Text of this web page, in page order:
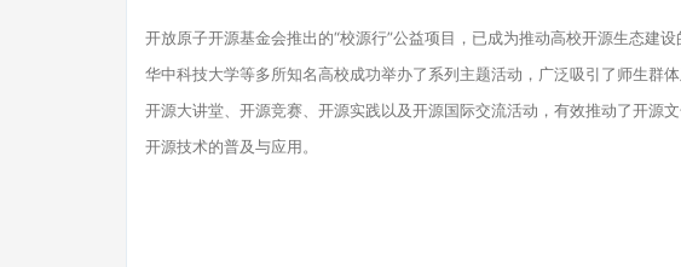
开放原子开源基金会推出的“校源行”公益项目，已成为推动高校开源生态建
华中科技大学等多所知名高校成功举办了系列主题活动，广泛吸引了师生群
开源大讲堂、开源竞赛、开源实践以及开源国际交流活动，有效推动了开源
开源技术的普及与应用。